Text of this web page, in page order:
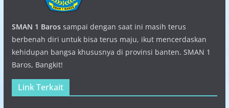
SMAN 1 Barossampai dengan saat ini masih terus
berbenah diri untuk bisa terus maju, ikut mencerdaskan
kehidupan bangsa khususnya di provinsi banten. SMAN 1
Baros, Bangkit!
Link Terkait